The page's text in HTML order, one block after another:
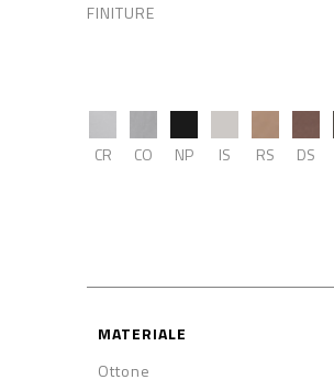
FINITURE
CR CO NP IS RS DS
MATERIALE
Ottone